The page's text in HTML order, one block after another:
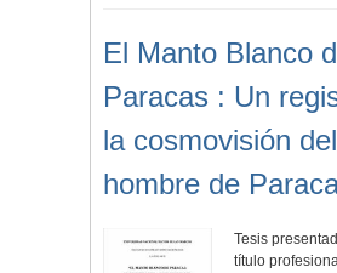
El Manto Blanco
Paracas : Un
la cosmovisión del
hombre de
Tesis
título